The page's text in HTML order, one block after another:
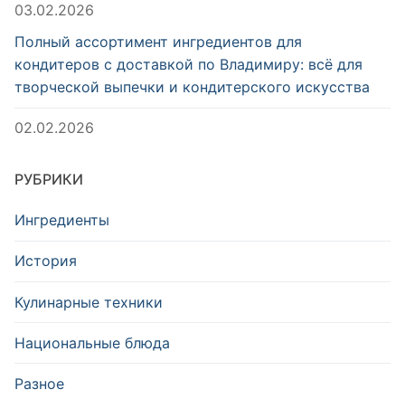
03.02.2026
Полный ассортимент ингредиентов для
кондитеров с доставкой по Владимиру: всё для
творческой выпечки и кондитерского искусства
02.02.2026
РУБРИКИ
Ингредиенты
История
Кулинарные техники
Национальные блюда
Разное